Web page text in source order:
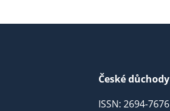
České důchody
ISSN: 2694-7676